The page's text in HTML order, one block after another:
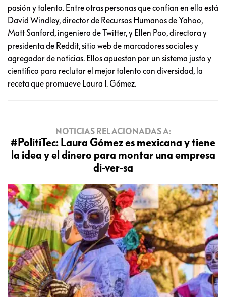
pasión y talento. Entre otras personas que confían en ella está
David Windley, director de Recursos Humanos de Yahoo,
Matt Sanford, ingeniero de Twitter, y Ellen Pao, directora y
presidenta de Reddit, sitio web de marcadores sociales y
agregador de noticias. Ellos apuestan por un sistema justo y
científico para reclutar el mejor talento con diversidad, la
receta que promueve Laura I. Gómez.
NOTICIAS RELACIONADAS A:
#PolitiTec: Laura Gómez es mexicana y tiene
la idea y el dinero para montar una empresa
di-ver-sa